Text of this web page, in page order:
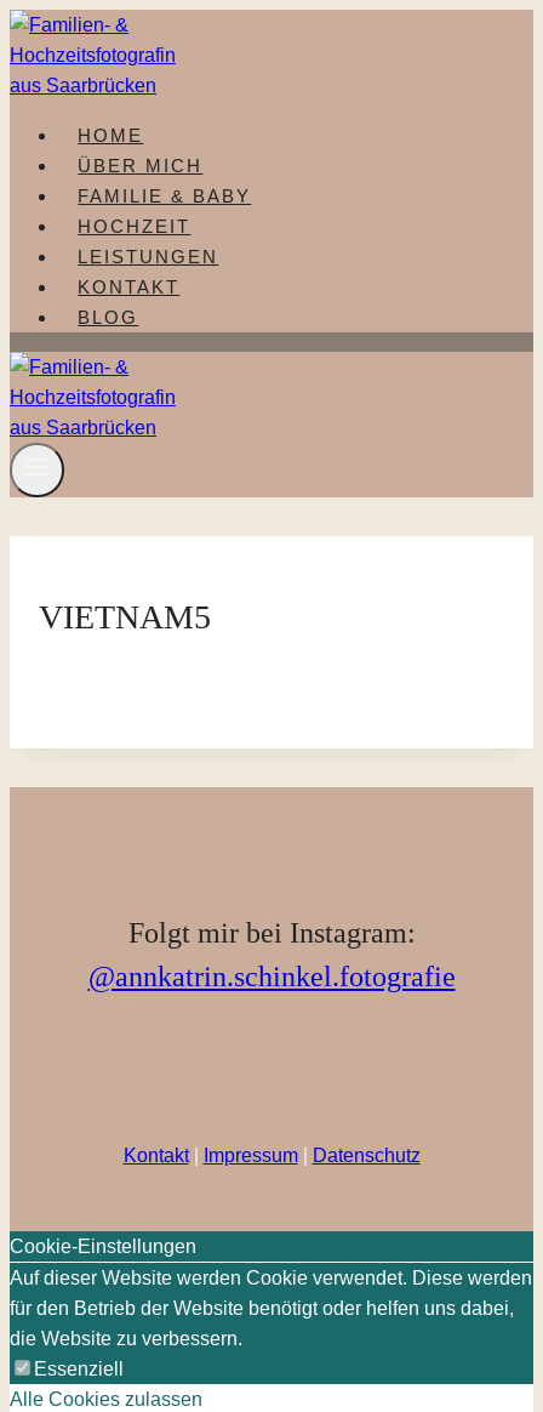
Zum
Inhalt
springen
HOME
ÜBER MICH
FAMILIE & BABY
HOCHZEIT
LEISTUNGEN
KONTAKT
BLOG
VIETNAM5
Folgt mir bei Instagram:
@annkatrin.schinkel.fotografie
Kontakt| Impressum| Datenschutz
Cookie-Einstellungen
Auf dieser Website werden Cookie verwendet. Diese werden
für den Betrieb der Website benötigt oder helfen uns dabei,
die Website zu verbessern.
Essenziell
Alle Cookies zulassen